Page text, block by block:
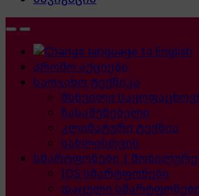
პრომო აქციები
საოჯახო ტექნიკა
მსხვილი
ჩასაშენებელი
კლიმატური ტექნია
სახლისთვის
სმარტფონები |
IOS სმარტფონები
დაცული